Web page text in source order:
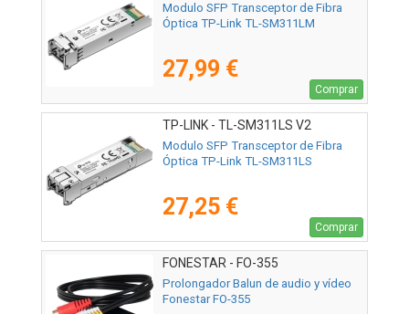
Modulo SFP Transceptor de Fibra
Óptica TP-Link TL-SM311LM
27,99 €
Comprar
TP-LINK - TL-SM311LS V2
Modulo SFP Transceptor de Fibra
Óptica TP-Link TL-SM311LS
27,25 €
Comprar
FONESTAR - FO-355
Prolongador Balun de audio y vídeo
Fonestar FO-355